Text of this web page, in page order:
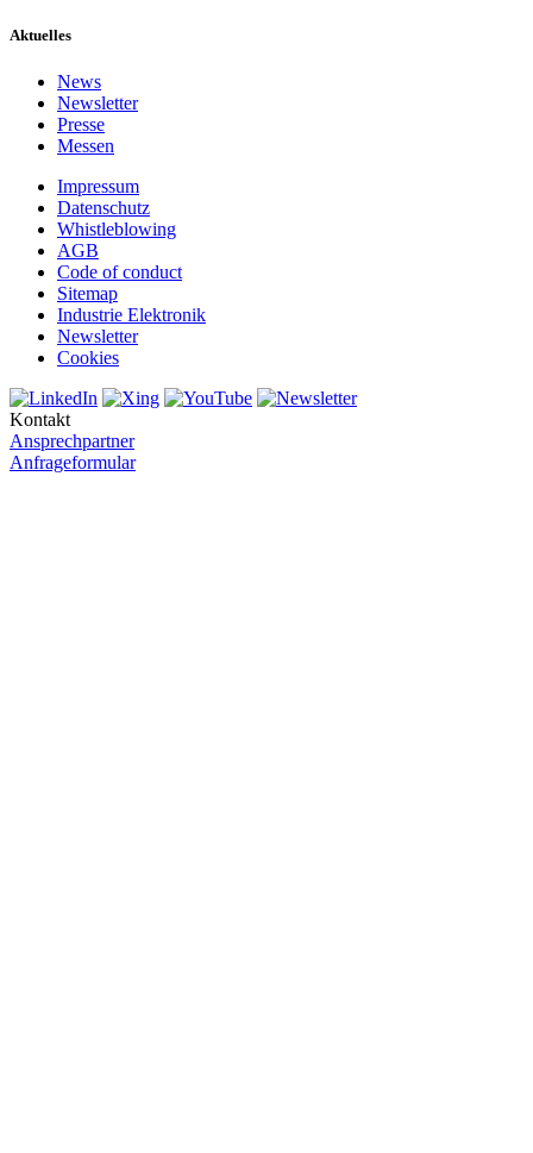
Aktuelles
News
Newsletter
Presse
Messen
Impressum
Datenschutz
Whistleblowing
AGB
Code of conduct
Sitemap
Industrie Elektronik
Newsletter
Cookies
Kontakt
Ansprechpartner
Anfrageformular